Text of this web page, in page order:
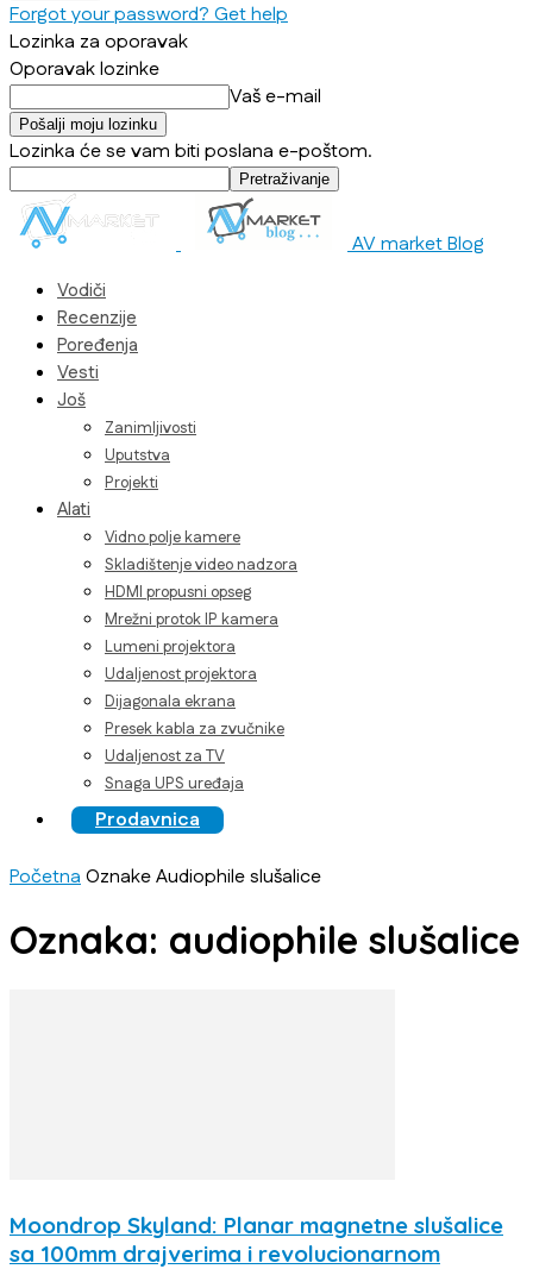
Forgot your password? Get help
Lozinka za oporavak
Oporavak lozinke
Vaš e-mail
Lozinka će se vam biti poslana e-poštom.
AV market Blog
Vodiči
Recenzije
Poređenja
Vesti
Još
Zanimljivosti
Uputstva
Projekti
Alati
Vidno polje kamere
Skladištenje video nadzora
HDMI propusni opseg
Mrežni protok IP kamera
Lumeni projektora
Udaljenost projektora
Dijagonala ekrana
Presek kabla za zvučnike
Udaljenost za TV
Snaga UPS uređaja
Prodavnica
PočetnaOznakeAudiophile slušalice
Oznaka: audiophile slušalice
Moondrop Skyland: Planar magnetne slušalice
sa 100mm drajverima i revolucionarnom